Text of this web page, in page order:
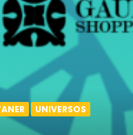
UNIVERSOS